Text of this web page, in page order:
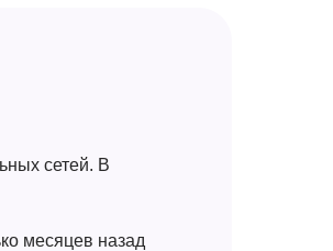
сетей. В
месяцев назад